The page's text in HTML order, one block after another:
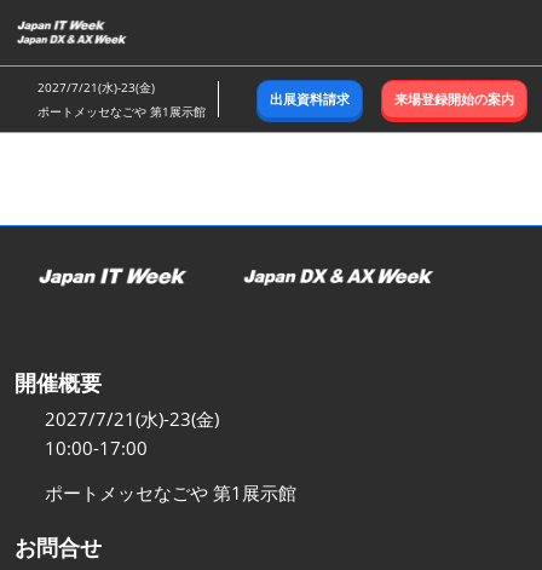
キ
ッ
し
む
2027/7/21(水)-23(金)
ポートメッセなごや 第1展示館
出展資料請求 来場登録開始の案内
開催概要
2027/7/21(水)-23(金)
10:00-17:00
ポートメッセなごや 第1展示館
お問合せ